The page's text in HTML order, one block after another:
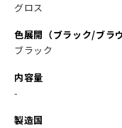
グロス
色展開（ブラック/ブラウ
ブラック
内容量
-
製造国